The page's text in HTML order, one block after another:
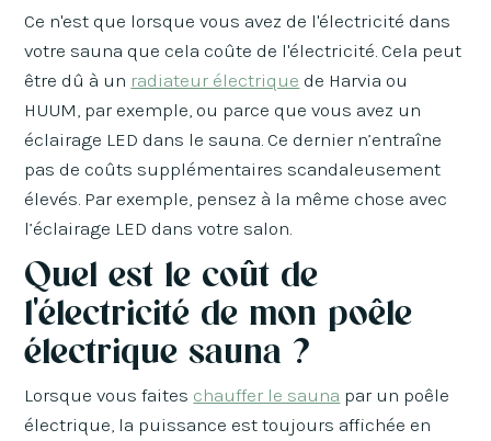
Ce n'est que lorsque vous avez de l'électricité dans
votre sauna que cela coûte de l'électricité. Cela peut
être dû à un radiateur électrique de Harvia ou
HUUM, par exemple, ou parce que vous avez un
éclairage LED dans le sauna. Ce dernier n’entraîne
pas de coûts supplémentaires scandaleusement
élevés. Par exemple, pensez à la même chose avec
l’éclairage LED dans votre salon.
Quel est le coût de
l'électricité de mon poêle
électrique sauna ?
Lorsque vous faites chauffer le sauna par un poêle
électrique, la puissance est toujours affichée en